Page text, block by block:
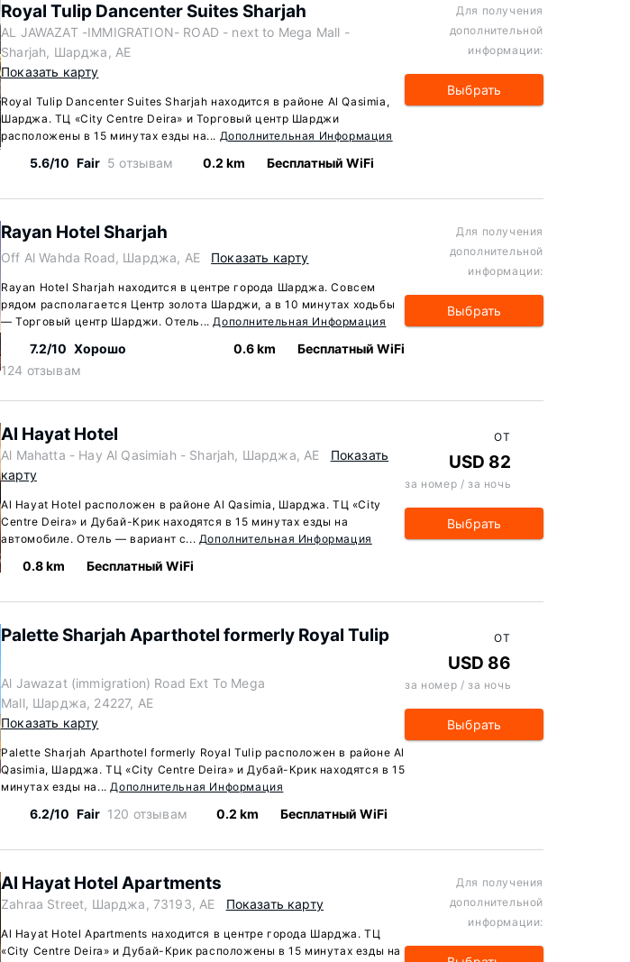
Royal Tulip Dancenter Suites Sharjah
AL JAWAZAT -IMMIGRATION- ROAD - next to Mega Mall -
Sharjah, Шарджа, AE
Показать карту
Royal Tulip Dancenter Suites Sharjah находится в районе Al Qasimia,
Шарджа. ТЦ «City Centre Deira» и Торговый центр Шарджи
расположены в 15 минутах езды на... Дополнительная Информация
5.6/10 Fair 5 отзывам 0.2 km Бесплатный WiFi
Для получения
дополнительной
информации:
Выбрать
Rayan Hotel Sharjah
Off Al Wahda Road, Шарджа, AE Показать карту
Rayan Hotel Sharjah находится в центре города Шарджа. Совсем
рядом располагается Центр золота Шарджи, а в 10 минутах ходьбы
— Торговый центр Шарджи. Отель...Дополнительная Информация
7.2/10 Хорошо
124 отзывам
0.6 km Бесплатный WiFi
Для получения
дополнительной
информации:
Выбрать
Al Hayat Hotel
Al Mahatta - Hay Al Qasimiah - Sharjah, Шарджа, AE
Показать
карту
Al Hayat Hotel расположен в районе Al Qasimia, Шарджа. ТЦ «City
Centre Deira» и Дубай-Крик находятся в 15 минутах езды на
автомобиле. Отель — вариант с... Дополнительная Информация
0.8 km Бесплатный WiFi
ОТ
USD 82
за номер / за ночь
Выбрать
Palette Sharjah Aparthotel formerly Royal Tulip
Al Jawazat (immigration) Road Ext To Mega
Mall, Шарджа, 24227, AE
Показать карту
Palette Sharjah Aparthotel formerly Royal Tulip расположен в районе Al
Qasimia, Шарджа. ТЦ «City Centre Deira» и Дубай-Крик находятся в 15
минутах езды на...Дополнительная Информация
6.2/10 Fair 120 отзывам 0.2 km Бесплатный WiFi
ОТ
USD 86
за номер / за ночь
Выбрать
Al Hayat Hotel Apartments
Zahraa Street, Шарджа, 73193, AE Показать карту
Al Hayat Hotel Apartments находится в центре города Шарджа. ТЦ
«City Centre Deira» и Дубай-Крик расположены в 15 минутах езды на
Для получения
дополнительной
информации: